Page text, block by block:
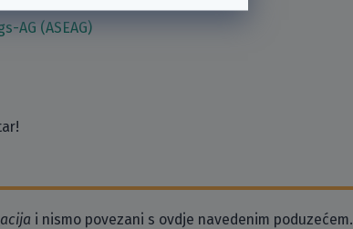
AG (ASEAG)
i nismo povezani s ovdje navedenim poduzećem.